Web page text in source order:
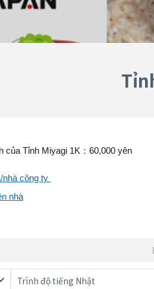
của Tỉnh Miyagi 1K：60,000 yên
công ty
nhà
Trình độ tiếng Nhật